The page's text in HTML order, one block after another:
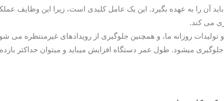
را به عهده بگیرد. این یک عامل کلیدی است، زیرا این وظایف
می کند.
روزانه ما، و همچنین جلوگیری از رویدادهای غیرمنتظره می
میشود. طول عمر دستگاه افزایش میباید و میتوان حداکثر